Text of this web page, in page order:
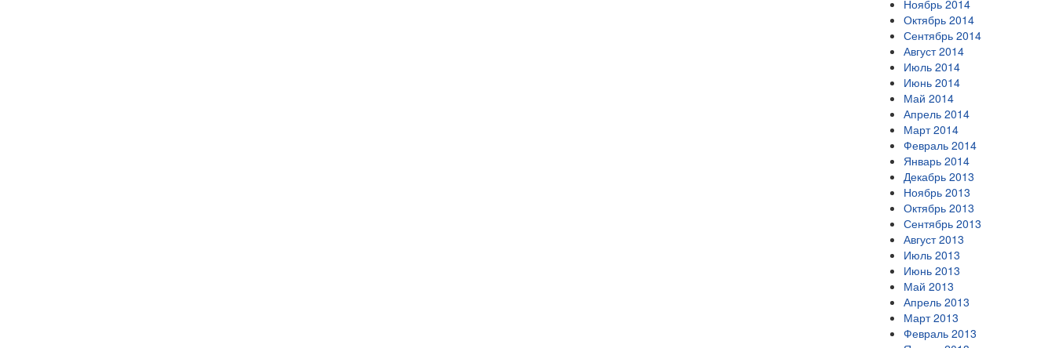
Ноябрь 2014
Октябрь 2014
Сентябрь 2014
Август 2014
Июль 2014
Июнь 2014
Май 2014
Апрель 2014
Март 2014
Февраль 2014
Январь 2014
Декабрь 2013
Ноябрь 2013
Октябрь 2013
Сентябрь 2013
Август 2013
Июль 2013
Июнь 2013
Май 2013
Апрель 2013
Март 2013
Февраль 2013